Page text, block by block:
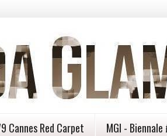
Cannes Red Carpet MGI -